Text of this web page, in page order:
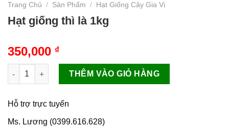
Trang Chủ / Sản Phẩm / Hạt Giống Cây Gia Vị
Hạt giống thì là 1kg
350,000 ₫
Hạt giống thì là 1kg số lượng
THÊM VÀO GIỎ HÀNG
Hỗ trợ trực tuyến
Ms. Lương (0399.616.628)